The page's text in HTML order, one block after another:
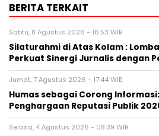
BERITA TERKAIT
Sabtu, 8 Agustus 2026 - 16:53 WIB
Silaturahmi di Atas Kolam :
Perkuat Sinergi Jurnalis dengan
Jumat, 7 Agustus 2026 - 17:44 WIB
Humas sebagai Corong Informasi:
Penghargaan Reputasi Publik
Selasa, 4 Agustus 2026 - 08:39 WIB